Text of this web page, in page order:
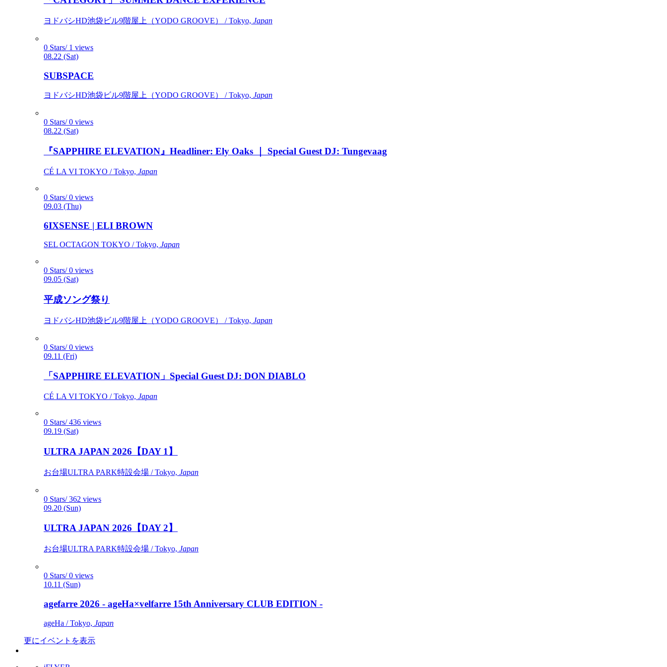
ヨドバシHD池袋ビル9階屋上（YODO GROOVE） / Tokyo, Japan
0 Stars/ 1 views
08.22 (Sat)
SUBSPACE
ヨドバシHD池袋ビル9階屋上（YODO GROOVE） / Tokyo, Japan
0 Stars/ 0 views
08.22 (Sat)
『SAPPHIRE ELEVATION』Headliner: Ely Oaks ｜ Special Guest DJ: Tungevaag
CÉ LA VI TOKYO / Tokyo, Japan
0 Stars/ 0 views
09.03 (Thu)
6IXSENSE | ELI BROWN
SEL OCTAGON TOKYO / Tokyo, Japan
0 Stars/ 0 views
09.05 (Sat)
平成ソング祭り
ヨドバシHD池袋ビル9階屋上（YODO GROOVE） / Tokyo, Japan
0 Stars/ 0 views
09.11 (Fri)
「SAPPHIRE ELEVATION」Special Guest DJ: DON DIABLO
CÉ LA VI TOKYO / Tokyo, Japan
0 Stars/ 436 views
09.19 (Sat)
ULTRA JAPAN 2026【DAY 1】
お台場ULTRA PARK特設会場 / Tokyo, Japan
0 Stars/ 362 views
09.20 (Sun)
ULTRA JAPAN 2026【DAY 2】
お台場ULTRA PARK特設会場 / Tokyo, Japan
0 Stars/ 0 views
10.11 (Sun)
agefarre 2026 - ageHa×velfarre 15th Anniversary CLUB EDITION -
ageHa / Tokyo, Japan
更にイベントを表示